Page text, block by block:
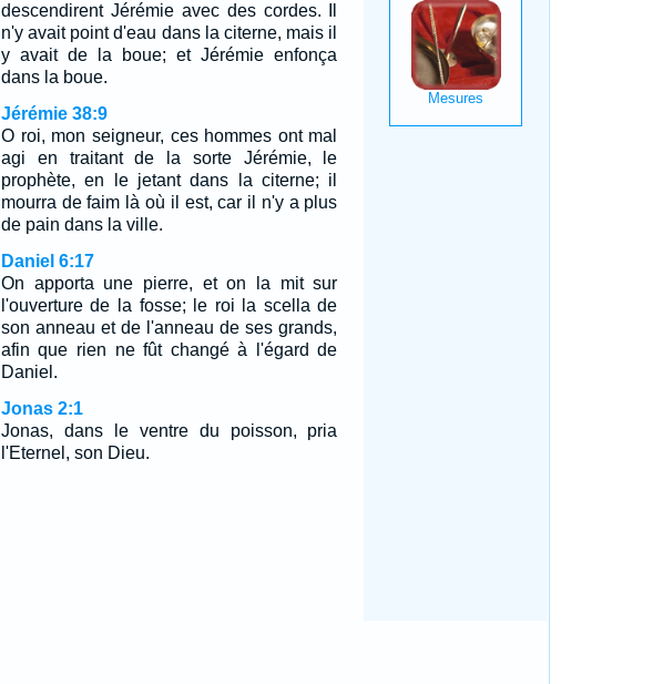
descendirent Jérémie avec des cordes. Il
n'y avait point d'eau dans la citerne, mais il
y avait de la boue; et Jérémie enfonça
dans la boue.
Jérémie 38:9
O roi, mon seigneur, ces hommes ont mal
agi en traitant de la sorte Jérémie, le
prophète, en le jetant dans la citerne; il
mourra de faim là où il est, car il n'y a plus
de pain dans la ville.
Daniel 6:17
On apporta une pierre, et on la mit sur
l'ouverture de la fosse; le roi la scella de
son anneau et de l'anneau de ses grands,
afin que rien ne fût changé à l'égard de
Daniel.
Jonas 2:1
Jonas, dans le ventre du poisson, pria
l'Eternel, son Dieu.